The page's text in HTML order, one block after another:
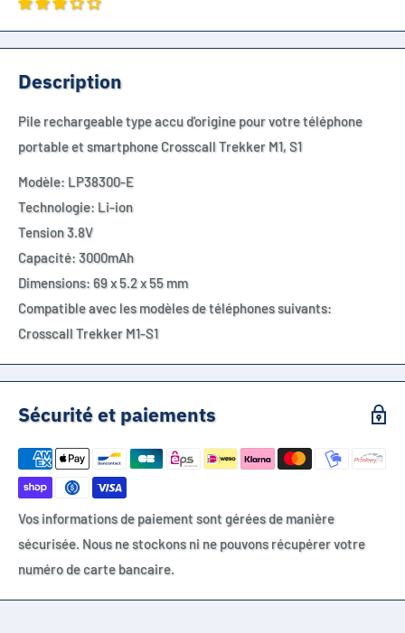
Description
Pile rechargeable type accu d'origine pour votre téléphone
portable et smartphone Crosscall Trekker M1, S1
Modèle: LP38300-E
Technologie: Li-ion
Tension 3.8V
Capacité: 3000mAh
Dimensions: 69 x 5.2 x 55 mm
Compatible avec les modèles de téléphones suivants:
CrosscallTrekker M1-S1
Sécurité et paiements
Vos informations de paiement sont gérées de manière
sécurisée. Nous ne stockons ni ne pouvons récupérer votre
numéro de carte bancaire.